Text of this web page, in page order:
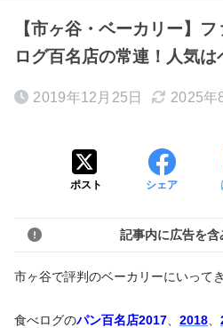
【市ヶ谷・ベーカリー】
ログ百名店の常連！人気は
2019年12月25日 2025年
ポスト シェア
記事内に広告を含
市ヶ谷で評判のベーカリーにいって
食べログのパン百名店2017 2018